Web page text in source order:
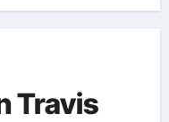
Travis